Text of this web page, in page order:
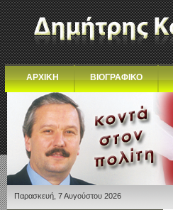
ΑΡΧΙΚΗ ΒΙΟΓΡΑΦΙΚΟ
Παρασκευή, 7 Αυγούστου 2026